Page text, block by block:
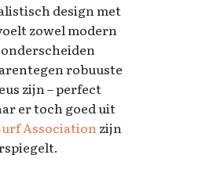
design met
zowel modern
robuuste
zijn – perfect
er toch goed uit
Associationzijn